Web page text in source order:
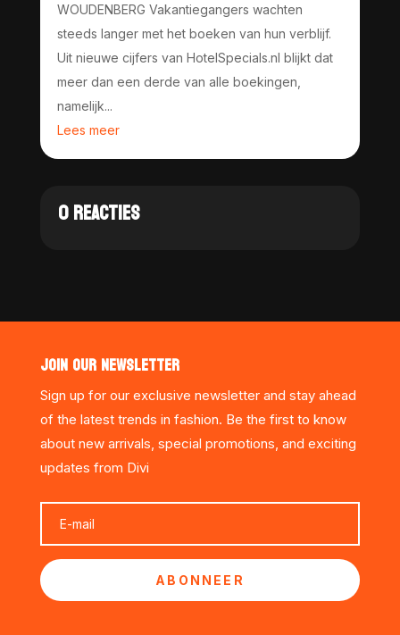
WOUDENBERG Vakantiegangers wachten
steeds langer met het boeken van hun verblijf.
Uit nieuwe cijfers van HotelSpecials.nl blijkt dat
meer dan een derde van alle boekingen,
namelijk...
Lees meer
0 REACTIES
JOIN OUR NEWSLETTER
Sign up for our exclusive newsletter and stay ahead
of the latest trends in fashion. Be the first to know
about new arrivals, special promotions, and exciting
updates from Divi
ABONNEER